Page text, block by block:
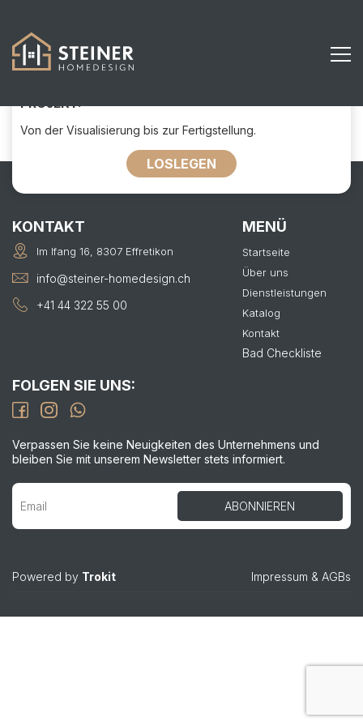
PROJEKT:
Von der Visualisierung bis zur Fertigstellung.
LOSLEGEN
KONTAKT
Im Ifang 16, 8307 Effretikon
info@steiner-homedesign.ch
+41 44 322 55 00
MENÜ
Startseite
Über uns
Dienstleistungen
Katalog
Kontakt
Bad Checkliste
FOLGEN SIE UNS:
Verpassen Sie keine Neuigkeiten des Unternehmens und
bleiben Sie mit unserem Newsletter stets informiert.
Powered by Trokit Impressum & AGBs